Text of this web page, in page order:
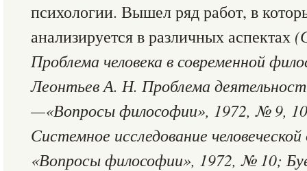
психологии. Вышел ряд работ, в
анализируется в различных аспектах
Проблема человека в современной
Леонтьев А. Н. Проблема
—«Вопросы философии», 1972, № 9,
Системное исследование
«Вопросы философии», 1972, № 10;